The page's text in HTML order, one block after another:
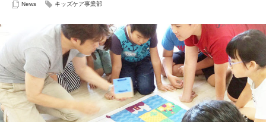
News キッズケア事業部